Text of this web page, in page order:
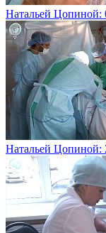
Натальей Цопиной:
Натальей Цопиной: